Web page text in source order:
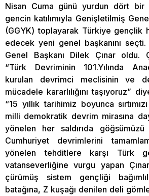
Nisan Cuma günü yurdun dört bir
gencin katılımıyla Genişletilmiş
(GGYK) toplayarak Türkiye gençlik
edecek yeni genel başkanını seçti.
Genel Başkanı Dilek Çınar oldu.
“Türk Devriminin 101.Yılında
kurulan devrimci meclisinin ve
mücadele kararlılığını taşıyoruz”
“15 yıllık tarihimiz boyunca
milli demokratik devrim mirasına
yönelen her saldırıda
Cumhuriyet devrimlerini
yönelen tehditlere karşı Türk
vatanseverliğine vurgu yapan
çürümüş sistem gençliği
batağına, Z kuşağı denilen deli